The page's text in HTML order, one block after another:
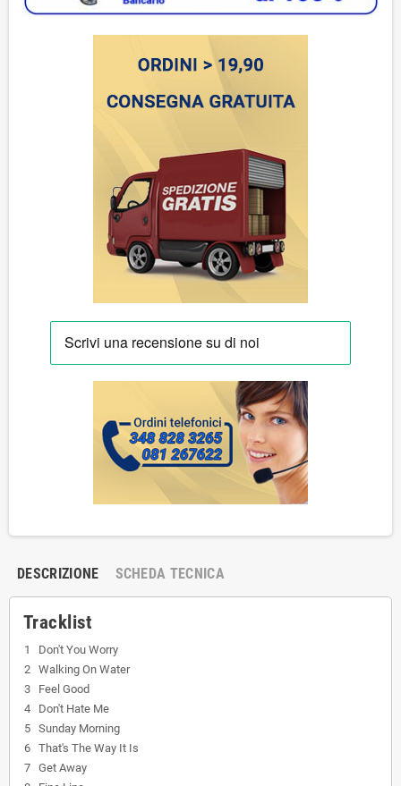
DESCRIZIONE SCHEDA TECNICA
Tracklist
1
Don't You Worry
2 Walking On Water
3
Feel Good
4
Don't Hate Me
5 Sunday Morning
6 That's The Way It Is
7 Get Away